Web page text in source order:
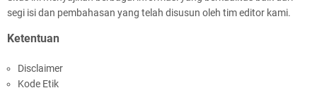
mengikuti ust. K …
Anonymous
segi isi dan pembahasan yang telah disusun oleh tim editor kami.
Ketentuan
Disclaimer
Kode Etik